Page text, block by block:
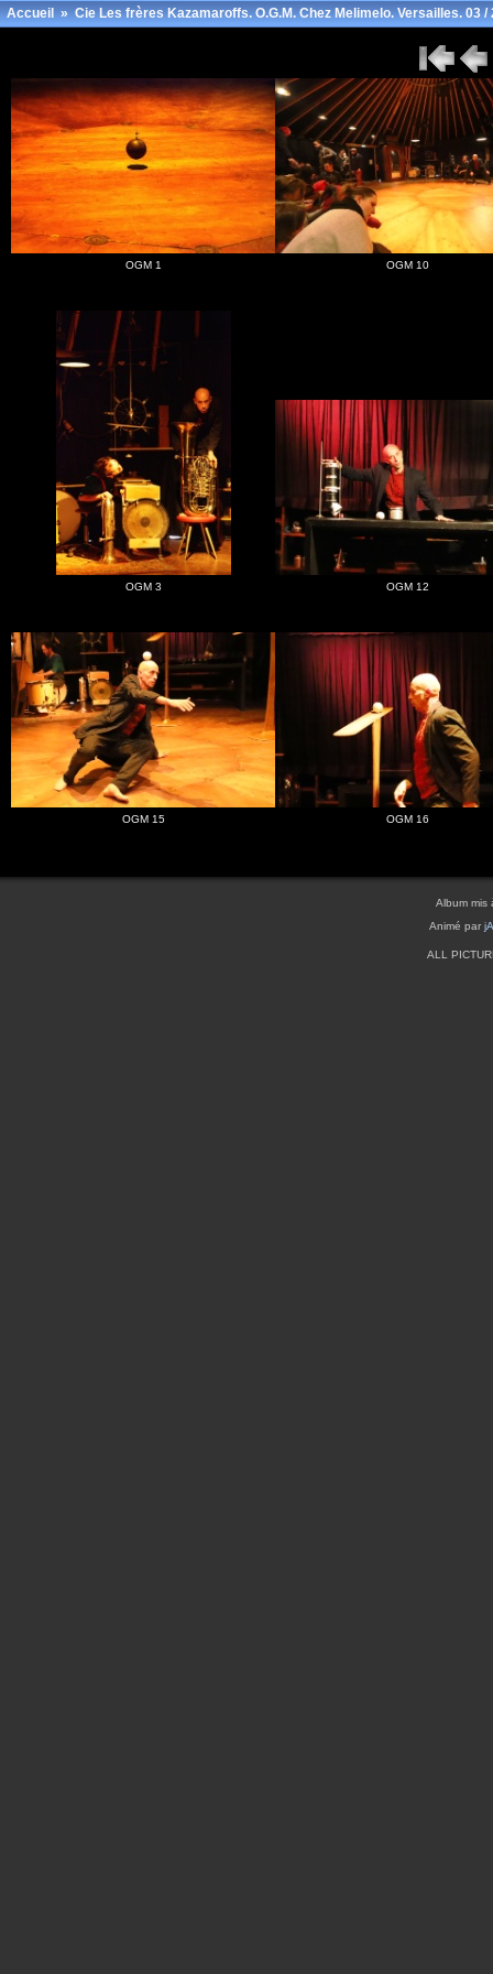
Accueil»Cie Les frères Kazamaroffs. O.G.M. Chez Melimelo. Versailles. 03 /
OGM 1 OGM 10
OGM 3 OGM 12
OGM 15 OGM 16
Album mis
Animé par
ALL